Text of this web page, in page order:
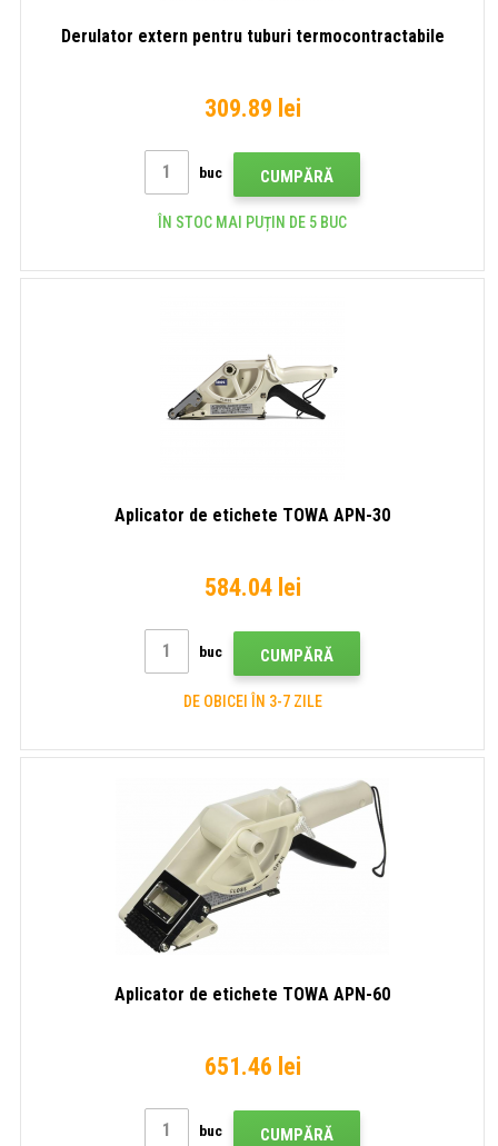
Derulator extern pentru tuburi termocontractabile
309.89 lei
buc CUMPĂRĂ
ÎN STOC MAI PUȚIN DE 5 BUC
Aplicator de etichete TOWA APN-30
584.04 lei
buc CUMPĂRĂ
DE OBICEI ÎN 3-7 ZILE
Aplicator de etichete TOWA APN-60
651.46 lei
buc CUMPĂRĂ